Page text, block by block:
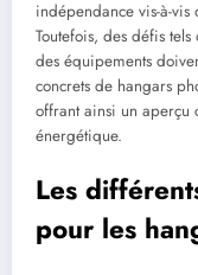
indépendance vis-à-
Toutefois, des défis
des équipements
concrets de hangars
offrant ainsi un aperçu
énergétique.
Les
pour les